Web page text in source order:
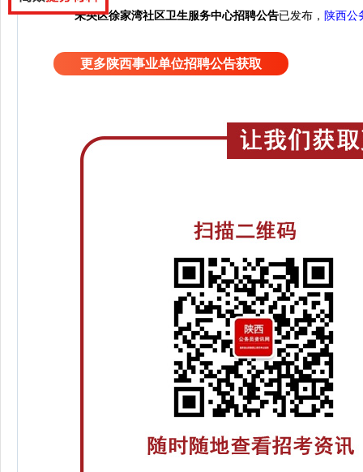
未央区徐家湾社区卫生服务中心招聘公告已发布， 陕西公
更多陕西事业单位招聘公告获取